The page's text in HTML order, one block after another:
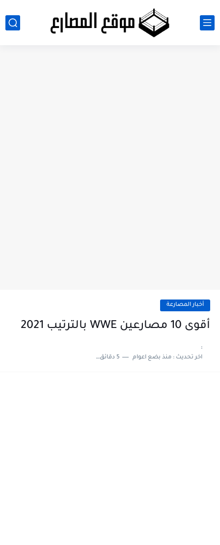
أخبار المصارعة
أقوى 10 مصارعين WWE بالترتيب 2021
:
اخر تحديث :منذ بضع اعوام 5 دقائق للقراءة